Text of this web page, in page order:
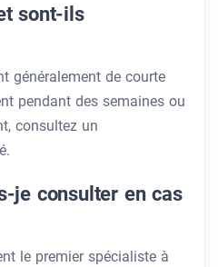
sont-ils
généralement de courte
pendant des semaines ou
consultez un
je consulter en cas
le premier spécialiste à